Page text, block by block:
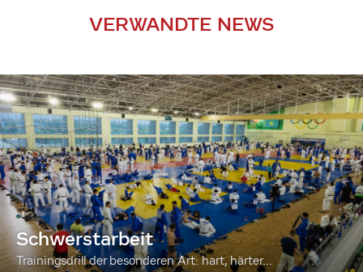
VERWANDTE NEWS
Schwerstarbeit
Trainingsdrill der besonderen Art: hart, härter...